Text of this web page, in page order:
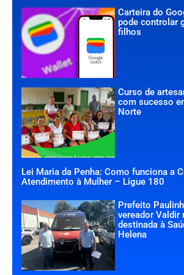
Carteira do
pode controlar
filhos
Curso de
com sucesso
Norte
Lei Maria da Penha: Como funciona a
Atendimento à Mulher – Ligue 180
Prefeito
vereador Valdir
destinada à
Helena